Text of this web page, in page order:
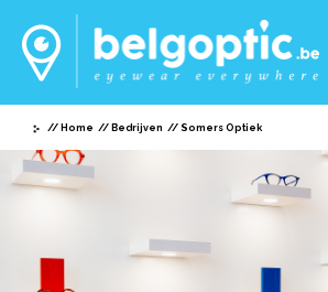
Home Bedrijven Somers Optiek